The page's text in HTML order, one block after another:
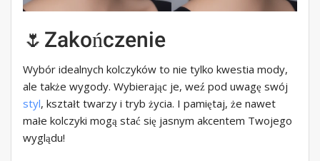
🌷Zakończenie
Wybór idealnych kolczyków to nie tylko kwestia mody,
ale także wygody. Wybierając je, weź pod uwagę swój
styl, kształt twarzy i tryb życia. I pamiętaj, że nawet
małe kolczyki mogą stać się jasnym akcentem Twojego
wyglądu!